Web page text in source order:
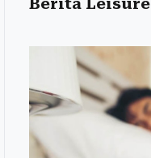
Berita Leisure